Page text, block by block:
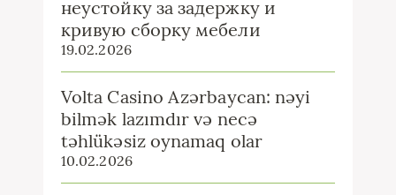
неустойку за задержку и
кривую сборку мебели
19.02.2026
Volta Casino Azərbaycan: nəyi
bilmək lazımdır və necə
təhlükəsiz oynamaq olar
10.02.2026